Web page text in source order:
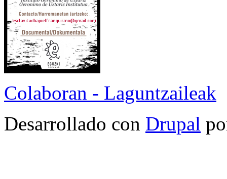
Colaboran - Laguntzaileak
Desarrollado con Drupal